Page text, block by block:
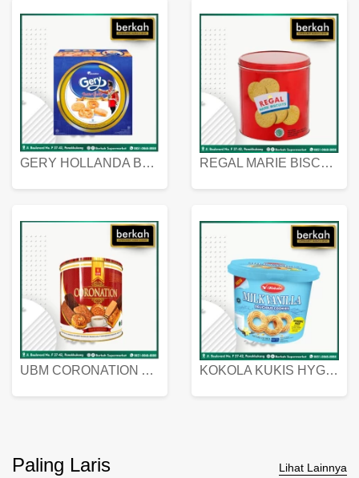
GERY HOLLANDA BUTTER COOKIES 450 GRAM REGAL MARIE BISCUIT KALENG 550 GRAM
UBM CORONATION ASSORTED BISKUIT KALENG 450 GRAM KOKOLA KUKIS HYGIENIC MILK VANILLA PACK 320 GR
Paling Laris Lihat Lainnya